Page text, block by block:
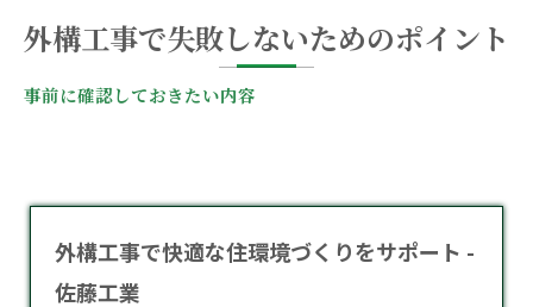
外構工事で失敗しないためのポイント
事前に確認しておきたい内容
外構工事で快適な住環境づくりをサポート -
佐藤工業